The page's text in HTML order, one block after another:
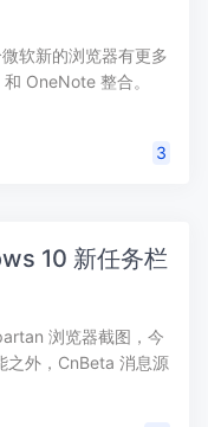
软新的浏览器有更多
OneNote 整合。
3
10 新任务栏
浏览器截图，今
之外，CnBeta 消息源